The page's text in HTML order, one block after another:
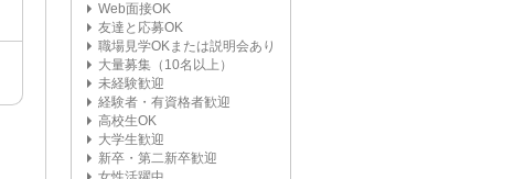
Web面接OK
友達と応募OK
職場見学OKまたは説明会あり
大量募集（10名以上）
未経験歓迎
経験者・有資格者歓迎
高校生OK
大学生歓迎
新卒・第二新卒歓迎